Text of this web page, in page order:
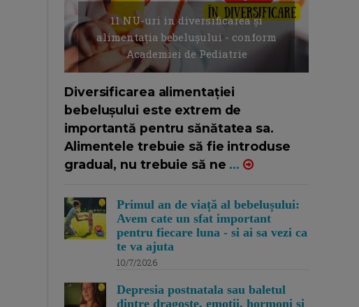
11 NU-uri in diversificarea și
alimentația bebelușului - conform
Academiei de Pediatrie
Diversificarea alimentației
bebelușului este extrem de
importantă pentru sănătatea sa.
Alimentele trebuie să fie introduse
gradual, nu trebuie să ne ...
Primul an de viață al bebelușului:
Avem cate un sfat important
pentru fiecare luna - si ai sa vezi ca
te va ajuta
10/7/2026
Depresia postnatala sau baletul
dintre dragoste, emotii, hormoni si